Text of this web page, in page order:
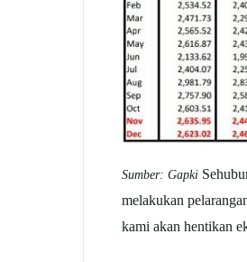
Sumber: Gapki
melakukan
kami akan hentikan